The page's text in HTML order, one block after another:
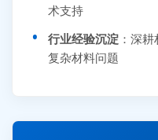
术支持
行业经验沉淀 ：深
复杂材料问题